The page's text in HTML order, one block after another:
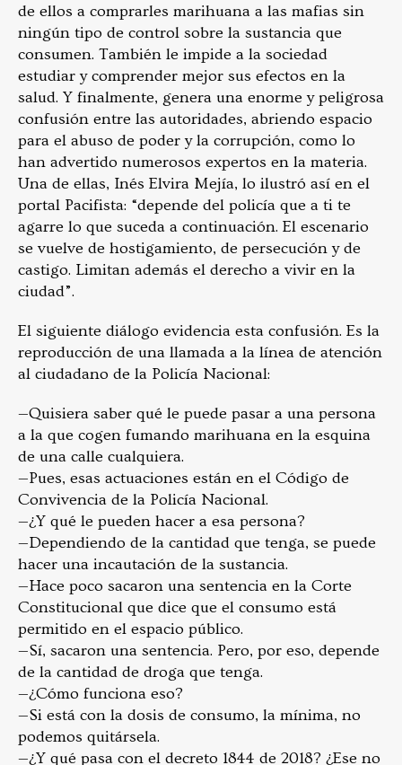
de ellos a comprarles marihuana a las mafias sin
ningún tipo de control sobre la sustancia que
consumen. También le impide a la sociedad
estudiar y comprender mejor sus efectos en la
salud. Y finalmente, genera una enorme y peligrosa
confusión entre las autoridades, abriendo espacio
para el abuso de poder y la corrupción, como lo
han advertido numerosos expertos en la materia.
Una de ellas, Inés Elvira Mejía, lo ilustró así en el
portal Pacifista: “depende del policía que a ti te
agarre lo que suceda a continuación. El escenario
se vuelve de hostigamiento, de persecución y de
castigo. Limitan además el derecho a vivir en la
ciudad”.
El siguiente diálogo evidencia esta confusión. Es la
reproducción de una llamada a la línea de atención
al ciudadano de la Policía Nacional:
—Quisiera saber qué le puede pasar a una persona
a la que cogen fumando marihuana en la esquina
de una calle cualquiera.
—Pues, esas actuaciones están en el Código de
Convivencia de la Policía Nacional.
—¿Y qué le pueden hacer a esa persona?
—Dependiendo de la cantidad que tenga, se puede
hacer una incautación de la sustancia.
—Hace poco sacaron una sentencia en la Corte
Constitucional que dice que el consumo está
permitido en el espacio público.
—Sí, sacaron una sentencia. Pero, por eso, depende
de la cantidad de droga que tenga.
—¿Cómo funciona eso?
—Si está con la dosis de consumo, la mínima, no
podemos quitársela.
—¿Y qué pasa con el decreto 1844 de 2018? ¿Ese no